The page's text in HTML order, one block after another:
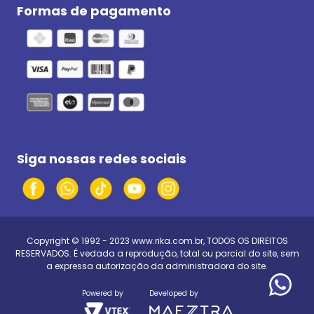
Formas de pagamento
Siga nossas redes sociais
Copyright © 1992 - 2023 www.rika.com.br, TODOS OS DIREITOS
RESERVADOS. É vedada a reprodução, total ou parcial do site, sem
a expressa autorização da administradora do site.
Powered by Developed by